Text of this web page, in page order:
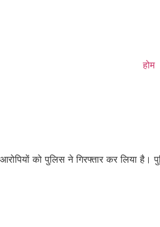
होम
को पुलिस ने गिरफ्तार कर लिया